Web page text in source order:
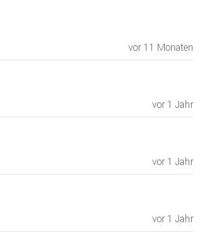
vor 11 Monaten
vor 1 Jahr
vor 1 Jahr
vor 1 Jahr